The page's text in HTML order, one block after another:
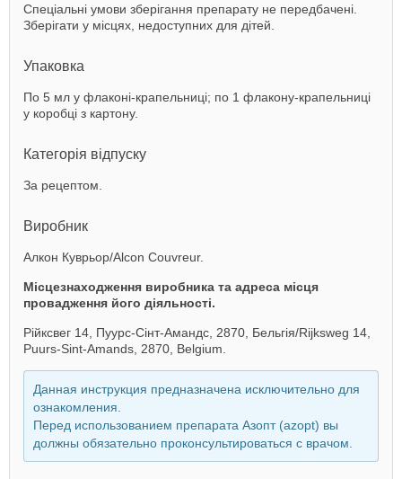
Спеціальні умови зберігання препарату не передбачені.
Зберігати у місцях, недоступних для дітей.
Упаковка
По 5 мл у флаконі-крапельниці; по 1 флакону-крапельниці
у коробці з картону.
Категорія відпуску
За рецептом.
Виробник
Алкон Куврьор/Alcon Couvreur.
Місцезнаходження виробника та адреса місця
провадження його діяльності.
Рійксвег 14, Пуурс-Сінт-Амандс, 2870, Бельгія/Rijksweg 14,
Puurs-Sint-Amands, 2870, Belgium.
Данная инструкция предназначена исключительно для
ознакомления.
Перед использованием препарата Азопт (azopt) вы
должны обязательно проконсультироваться с врачом.